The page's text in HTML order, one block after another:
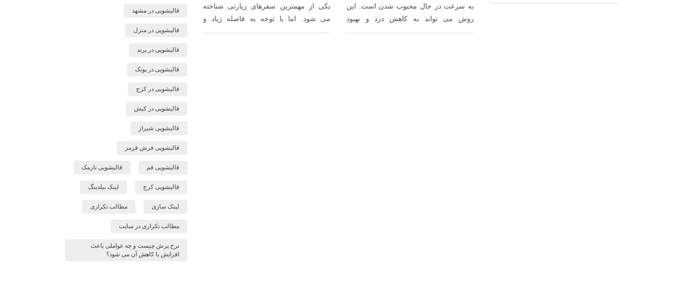
به سرعت در حال محبوب شدن است. این
روش می تواند به کاهش درد و بهبود
وضعیت بیماران دچار بواسیر کمک کند. دکتر
یکی از مهمترین سفرهای زیارتی شناخته
می ‌شود. اما با توجه به فاصله زیاد و
شرایط خاص این سفر، بسیاری از مسافران
قالیشویی در مشهد
قالیشویی در منزل
قالیشویی در پرند
قالیشویی در پونک
قالیشویی در کرج
قالیشویی در کیش
قالیشویی شیراز
قالیشویی فرش قرمز
قالیشویی قم قالیشویی نارمک
قالیشویی کرج لینک بیلدینگ
لینک سازی مطالب تکراری
مطالب تکراری در سایت
نرخ پرش چیست و چه عواملی باعث
افزایش یا کاهش آن می شود؟